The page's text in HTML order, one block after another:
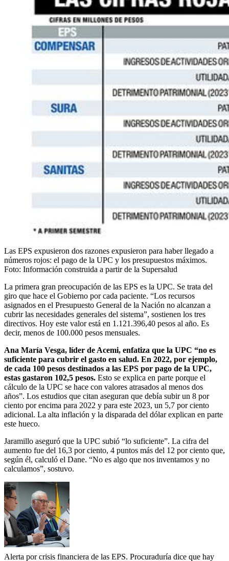
Las EPS expusieron dos razones expusieron para haber llegado a
números rojos: el pago de la UPC y los presupuestos máximos.
Foto: Información construida a partir de la Supersalud
La primera gran preocupación de las EPS es la UPC. Se trata del
giro que hace el Gobierno por cada paciente. “Los recursos
asignados en el Presupuesto General de la Nación no alcanzan a
cubrir las necesidades generales del sistema”, sostienen los tres
directivos. Hoy este valor está en 1.121.396,40 pesos al año. Es
decir, menos de 100.000 pesos mensuales.
Ana María Vesga, líder de Acemi, enfatiza que la UPC “no es
suficiente para cubrir el gasto en salud. En 2022, por ejemplo,
de cada 100 pesos destinados a las EPS por pago de la UPC,
estas gastaron 102,5 pesos. Esto se explica en parte porque el
cálculo de la UPC se hace con valores atrasados al menos dos
años”. Los estudios que citan aseguran que debía subir un 8 por
ciento por encima para 2022 y para este 2023, un 5,7 por ciento
adicional. La alta inflación y la disparada del dólar explican en parte
este hueco.
Jaramillo aseguró que la UPC subió “lo suficiente”. La cifra del
aumento fue del 16,3 por ciento, 4 puntos más del 12 por ciento que,
según él, calculó el Dane. “No es algo que nos inventamos y no
calculamos”, sostuvo.
Alerta por crisis financiera de las EPS. Procuraduría dice que hay